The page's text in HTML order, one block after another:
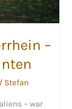
–
/ Stefan
– war